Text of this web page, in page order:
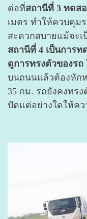
ต่อที่สถานีที่ 3 ทดสอ
เมตร ทำให้ควบคุม
สะดวกสบายแม้จะเ
สถานีที่ 4 เป็นการ
ดูการทรงตัวของรถ
บนถนนแล้วต้องหัก
35 กม. รถยังคงทร
ปัดแต่อย่างใดให้ค